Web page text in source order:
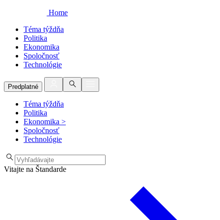
Home
Téma týždňa
Politika
Ekonomika
Spoločnosť
Technológie
Predplatné
Téma týždňa
Politika
Ekonomika >
Spoločnosť
Technológie
Vitajte na Štandarde